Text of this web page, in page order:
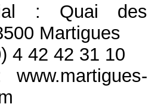
: Quai des
Martigues
4 42 42 31 10